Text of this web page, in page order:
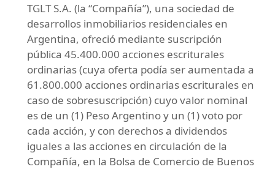
TGLT S.A. (la “Compañía”), una sociedad de
desarrollos inmobiliarios residenciales en
Argentina, ofreció mediante suscripción
pública 45.400.000 acciones escriturales
ordinarias (cuya oferta podía ser aumentada a
61.800.000 acciones ordinarias escriturales en
caso de sobresuscripción) cuyo valor nominal
es de un (1) Peso Argentino y un (1) voto por
cada acción, y con derechos a dividendos
iguales a las acciones en circulación de la
Compañía, en la Bolsa de Comercio de Buenos